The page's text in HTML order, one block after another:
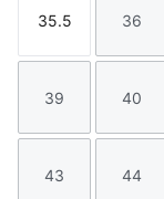
Taille
35.5
Taille
36
Taille
39
Taille
40
Taille
43
Taille
44